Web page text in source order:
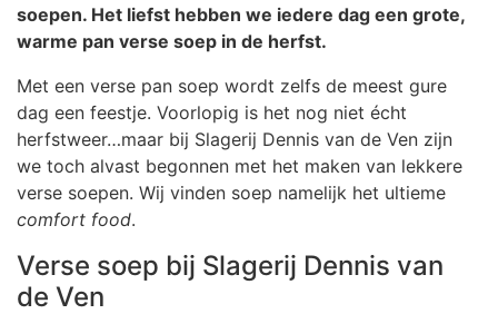
soepen. Het liefst hebben we iedere dag een grote,
warme pan verse soep in de herfst.
Met een verse pan soep wordt zelfs de meest gure
dag een feestje. Voorlopig is het nog niet écht
herfstweer…maar bij Slagerij Dennis van de Ven zijn
we toch alvast begonnen met het maken van lekkere
verse soepen. Wij vinden soep namelijk het ultieme
comfort food.
Verse soep bij Slagerij Dennis van
de Ven